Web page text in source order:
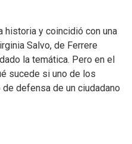
historia y coincidió con una
Salvo, de Ferrere
la temática. Pero en el
sucede si uno de los
defensa de un ciudadano